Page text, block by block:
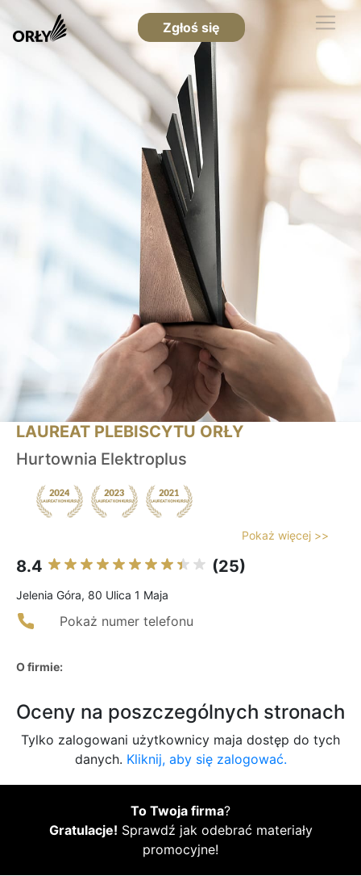
Zgłoś się
LAUREAT PLEBISCYTU ORŁY
Hurtownia Elektroplus
Pokaż więcej >>
8.4 (25)
Jelenia Góra, 80 Ulica 1 Maja
Pokaż numer telefonu
O firmie:
Oceny na poszczególnych stronach
Tylko zalogowani użytkownicy maja dostęp do tych
danych. Kliknij, aby się zalogować.
To Twoja firma?
Gratulacje! Sprawdź jak odebrać materiały
promocyjne!